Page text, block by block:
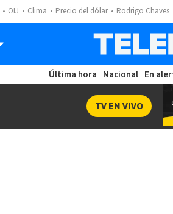
OIJ Clima Precio del dólar Rodrigo Chaves
Última hora Nacional En
TV EN VIVO